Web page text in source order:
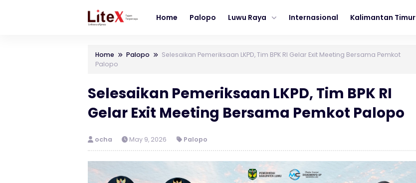
Home Palopo Luwu Raya Internasional Kalimantan Timur
Home Palopo
Selesaikan Pemeriksaan LKPD, Tim BPK RI Gelar Exit Meeting Bersama Pemkot
Palopo
Selesaikan Pemeriksaan LKPD, Tim BPK RI
Gelar Exit Meeting Bersama Pemkot Palopo
ocha May 9, 2026 Palopo